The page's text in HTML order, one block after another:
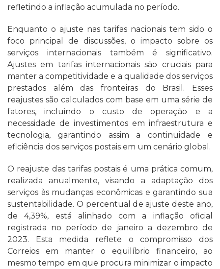
refletindo a inflação acumulada no período.
Enquanto o ajuste nas tarifas nacionais tem sido o
foco principal de discussões, o impacto sobre os
serviços internacionais também é significativo.
Ajustes em tarifas internacionais são cruciais para
manter a competitividade e a qualidade dos serviços
prestados além das fronteiras do Brasil. Esses
reajustes são calculados com base em uma série de
fatores, incluindo o custo de operação e a
necessidade de investimentos em infraestrutura e
tecnologia, garantindo assim a continuidade e
eficiência dos serviços postais em um cenário global.
O reajuste das tarifas postais é uma prática comum,
realizada anualmente, visando a adaptação dos
serviços às mudanças econômicas e garantindo sua
sustentabilidade. O percentual de ajuste deste ano,
de 4,39%, está alinhado com a inflação oficial
registrada no período de janeiro a dezembro de
2023. Esta medida reflete o compromisso dos
Correios em manter o equilíbrio financeiro, ao
mesmo tempo em que procura minimizar o impacto